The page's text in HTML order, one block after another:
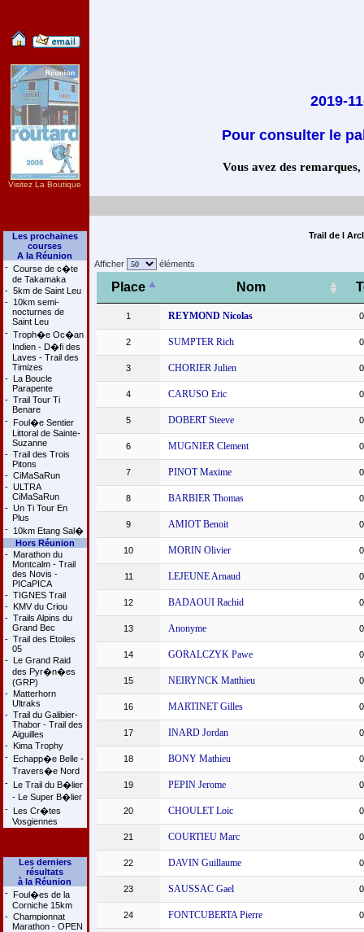
Visitez La Boutique
Les prochaines
courses
A la Réunion
- Course de c�te
de Takamaka
- 5km de Saint Leu
- 10km semi-
nocturnes de
Saint Leu
- Troph�e Oc�an
Indien - D�fi des
Laves - Trail des
Timizes
- La Boucle
Parapente
- Trail Tour Ti
Benare
- Foul�e Sentier
Littoral de Sainte-
Suzanne
- Trail des Trois
Pitons
- CiMaSaRun
- ULTRA
CiMaSaRun
- Un Ti Tour En
Plus
- 10km Etang Sal�
Hors Réunion
- Marathon du
Montcalm - Trail
des Novis -
PICaPICA
- TIGNES Trail
- KMV du Criou
- Trails Alpins du
Grand Bec
- Trail des Etoiles
05
- Le Grand Raid
des Pyr�n�es
(GRP)
- Matterhorn
Ultraks
- Trail du Galibier-
Thabor - Trail des
Aiguilles
- Kima Trophy
- Echapp�e Belle -
Travers�e Nord
- Le Trail du B�lier
- Le Super B�lier
- Les Cr�tes
Vosgiennes
Les derniers
résultats
à la Réunion
- Foul�es de la
Corniche 15km
- Championnat
Marathon - OPEN
2019-
Pour consulter le
Vous avez des
Trail de l
Afficher éléments
Place Nom
1 REYMOND Nicolas
2 SUMPTER Rich
3 CHORIER Julien
4 CARUSO Eric
5 DOBERT Steeve
6 MUGNIER Clement
7 PINOT Maxime
8 BARBIER Thomas
9 AMIOT Benoit
10 MORIN Olivier
11 LEJEUNE Arnaud
12 BADAOUI Rachid
13 Anonyme
14 GORALCZYK Pawe
15 NEIRYNCK Matthieu
16 MARTINET Gilles
17 INARD Jordan
18 BONY Mathieu
19 PEPIN Jerome
20 CHOULET Loic
21 COURTIEU Marc
22 DAVIN Guillaume
23 SAUSSAC Gael
24 FONTCUBERTA Pierre